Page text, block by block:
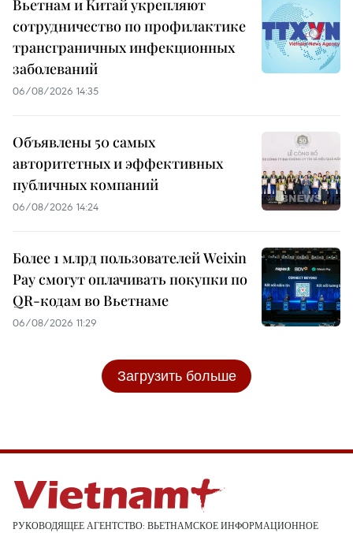
Вьетнам и Китай укрепляют
сотрудничество по профилактике
трансграничных инфекционных
заболеваний
06/08/2026 14:35
Объявлены 50 самых
авторитетных и эффективных
публичных компаний
06/08/2026 14:24
Более 1 млрд пользователей Weixin
Pay смогут оплачивать покупки по
QR-кодам во Вьетнаме
06/08/2026 11:29
Загрузить больше
РУКОВОДЯЩЕЕ АГЕНТСТВО: ВЬЕТНАМСКОЕ ИНФОРМАЦИОННОЕ